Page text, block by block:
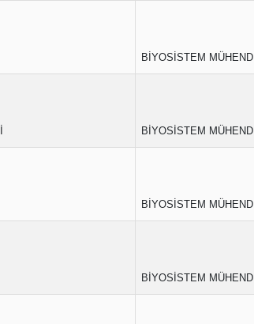
BİYOSİSTEM
BİYOSİSTEM
BİYOSİSTEM
BİYOSİSTEM